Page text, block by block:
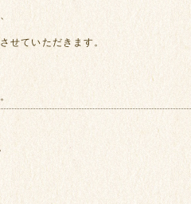
せていただきます。